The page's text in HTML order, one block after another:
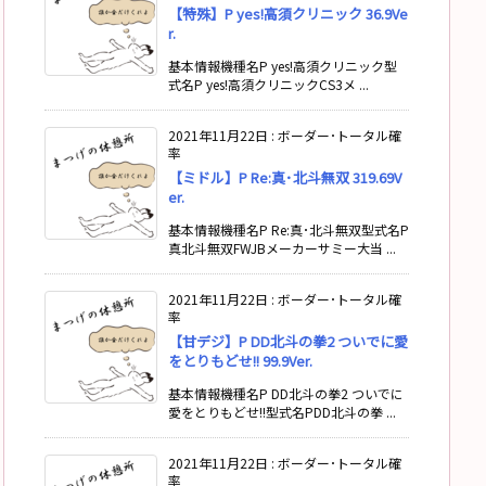
【特殊】P yes!高須クリニック 36.9Ve
r.
基本情報機種名P yes!高須クリニック型
式名P yes!高須クリニックCS3メ ...
2021年11月22日 : ボーダー･トータル確
率
【ミドル】P Re:真･北斗無双 319.69V
er.
基本情報機種名P Re:真･北斗無双型式名P
真北斗無双FWJBメーカーサミー大当 ...
2021年11月22日 : ボーダー･トータル確
率
【甘デジ】P DD北斗の拳2 ついでに愛
をとりもどせ!! 99.9Ver.
基本情報機種名P DD北斗の拳2 ついでに
愛をとりもどせ!!型式名PDD北斗の拳 ...
2021年11月22日 : ボーダー･トータル確
率